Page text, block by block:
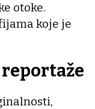
otoke.
koje je